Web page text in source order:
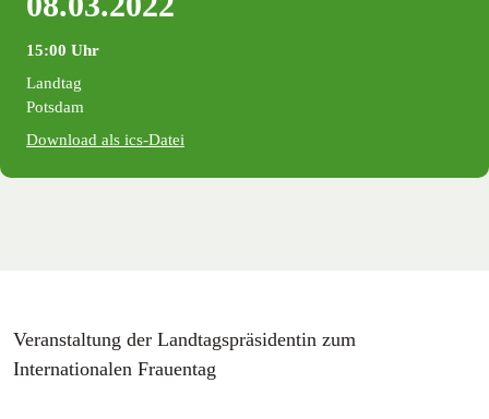
15:00 Uhr
Landtag
Potsdam
Download als ics-Datei
Veranstaltung der Landtagspräsidentin zum
Internationalen Frauentag